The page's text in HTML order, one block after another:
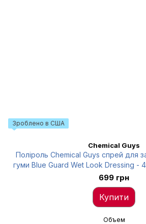
Зроблено в США
Chemical Guys
Поліроль Chemical Guys спрей для
гуми Blue Guard Wet Look Dressing -
TVD10316
699 грн
Купити
Объем